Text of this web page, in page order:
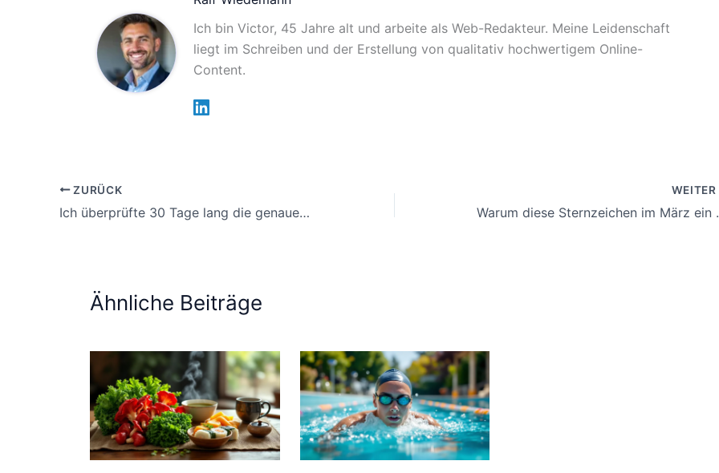
Ich bin Victor, 45 Jahre alt und arbeite als Web-Redakteur. Meine Leidenschaft
liegt im Schreiben und der Erstellung von qualitativ hochwertigem Online-
Content.
ZURÜCK
Ich überprüfte 30 Tage lang die genauen Gepäckbestimmungen bei Billigflügen
WEITER
Warum
Ähnliche Beiträge